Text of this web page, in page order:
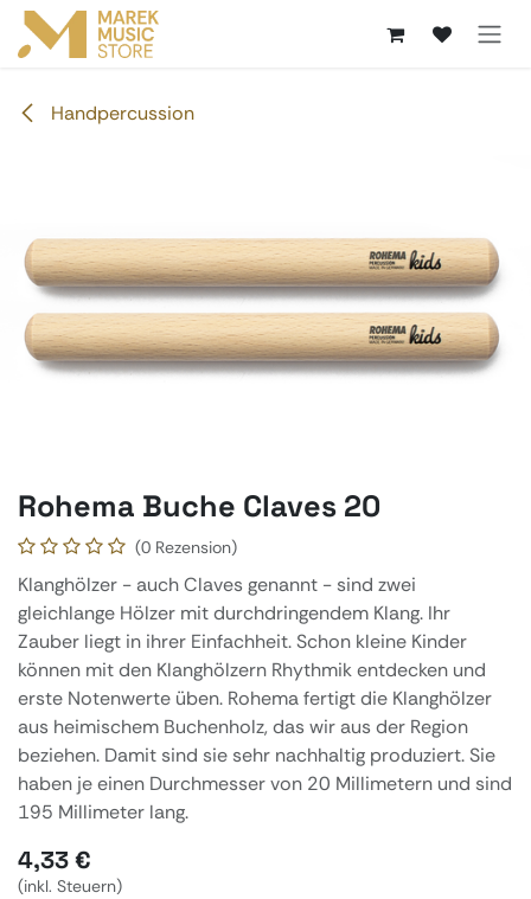
Zum Inhalt springen
Handpercussion
Rohema Buche Claves 20
(0 Rezension)
Klanghölzer - auch Claves genannt - sind zwei
gleichlange Hölzer mit durchdringendem Klang. Ihr
Zauber liegt in ihrer Einfachheit. Schon kleine Kinder
können mit den Klanghölzern Rhythmik entdecken und
erste Notenwerte üben. Rohema fertigt die Klanghölzer
aus heimischem Buchenholz, das wir aus der Region
beziehen. Damit sind sie sehr nachhaltig produziert. Sie
haben je einen Durchmesser von 20 Millimetern und sind
195 Millimeter lang.
4,33€
(inkl. Steuern)